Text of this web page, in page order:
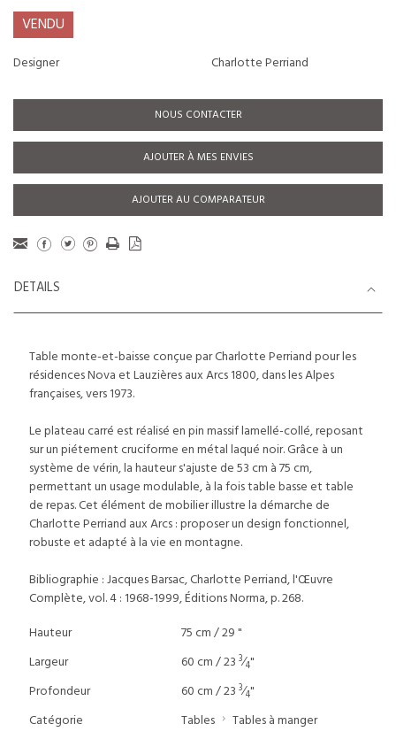
VENDU
Designer Charlotte Perriand
NOUS CONTACTER
AJOUTER À MES ENVIES
AJOUTER AU COMPARATEUR
DETAILS
Table monte-et-baisse conçue par Charlotte Perriand pour les
résidences Nova et Lauzières aux Arcs 1800, dans les Alpes
françaises, vers 1973.
Le plateau carré est réalisé en pin massif lamellé-collé, reposant
sur un piétement cruciforme en métal laqué noir. Grâce à un
système de vérin, la hauteur s'ajuste de 53 cm à 75 cm,
permettant un usage modulable, à la fois table basse et table
de repas. Cet élément de mobilier illustre la démarche de
Charlotte Perriand aux Arcs : proposer un design fonctionnel,
robuste et adapté à la vie en montagne.
Bibliographie : Jacques Barsac, Charlotte Perriand, l'Œuvre
Complète, vol. 4 : 1968-1999, Éditions Norma, p. 268.
Hauteur
75 cm / 29 "
Largeur
60 cm / 23 3⁄4"
Profondeur
60 cm / 23 3⁄4"
Catégorie
Tables Tables à manger